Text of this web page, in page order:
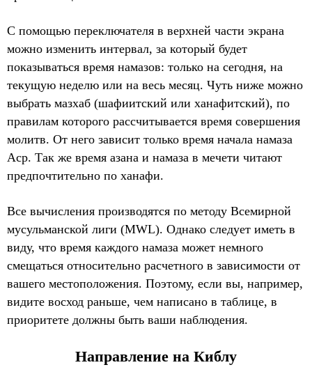
С помощью переключателя в верхней части экрана
можно изменить интервал, за который будет
показываться время намазов: только на сегодня, на
текущую неделю или на весь месяц. Чуть ниже можно
выбрать мазхаб (шафиитский или ханафитский), по
правилам которого рассчитывается время совершения
молитв. От него зависит только время начала намаза
Аср. Так же время азана и намаза в мечети читают
предпочтительно по ханафи.
Все вычисления производятся по методу Всемирной
мусульманской лиги (MWL). Однако следует иметь в
виду, что время каждого намаза может немного
смещаться относительно расчетного в зависимости от
вашего местоположения. Поэтому, если вы, например,
видите восход раньше, чем написано в таблице, в
приоритете должны быть ваши наблюдения.
Направление на Киблу